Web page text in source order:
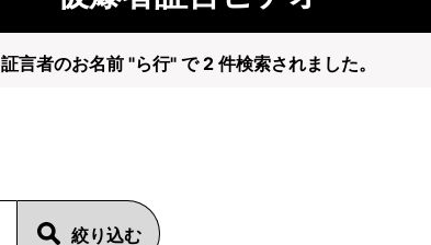
証言者のお名前 "ら行" で 2 件検索されました。